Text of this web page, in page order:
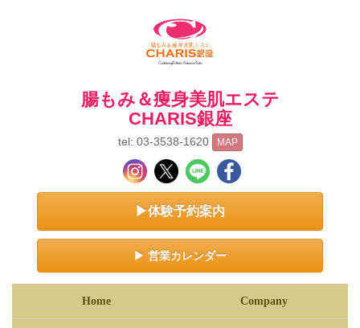
腸もみ＆痩身美肌エステ
CHARIS銀座
tel: 03-3538-1620 MAP
▶体験予約案内
▶ 営業カレンダー
Home Company